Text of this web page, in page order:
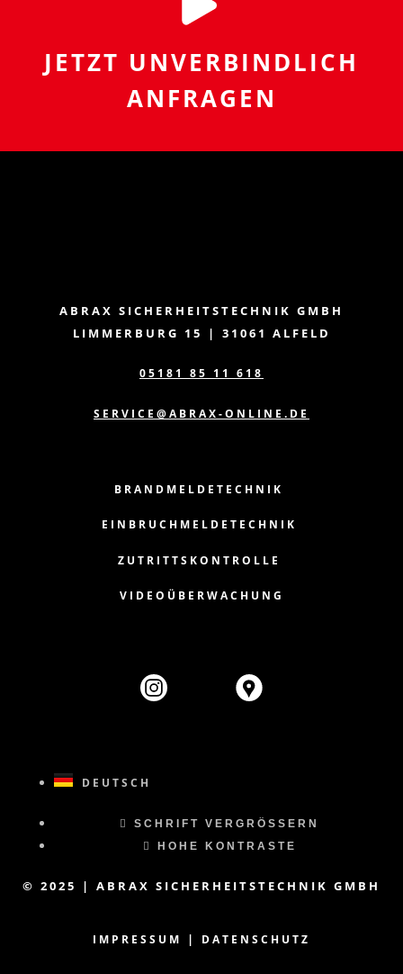
JETZT UNVERBINDLICH
ANFRAGEN
ABRAX SICHERHEITSTECHNIK GMBH
LIMMERBURG 15 | 31061 ALFELD
05181 85 11 618
SERVICE@ABRAX-ONLINE.DE
BRANDMELDETECHNIK
EINBRUCHMELDETECHNIK
ZUTRITTSKONTROLLE
VIDEOÜBERWACHUNG
DEUTSCH
SCHRIFT VERGRÖSSERN
HOHE KONTRASTE
© 2025 | ABRAX SICHERHEITSTECHNIK GMBH
IMPRESSUM | DATENSCHUTZ